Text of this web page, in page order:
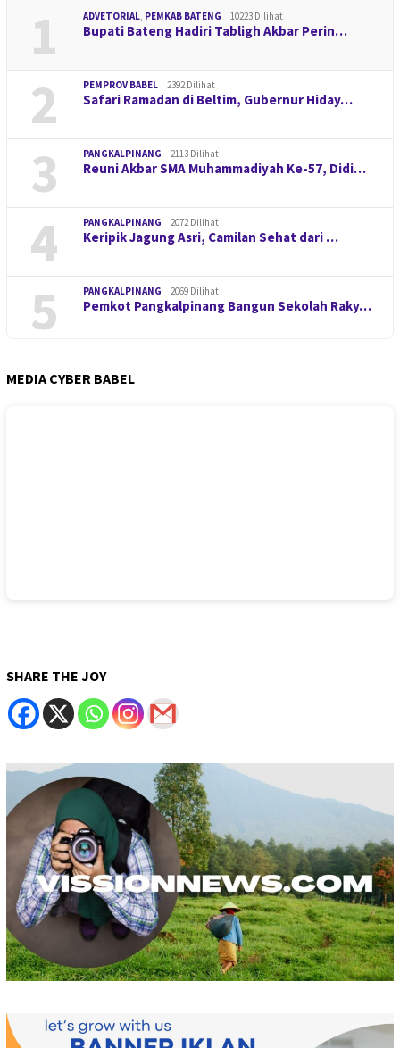
1 ADVETORIAL, PEMKAB BATENG 10223 Dilihat
Bupati Bateng Hadiri Tabligh Akbar Perin…
2 PEMPROV BABEL 2392 Dilihat
Safari Ramadan di Beltim, Gubernur Hiday…
3 PANGKALPINANG 2113 Dilihat
Reuni Akbar SMA Muhammadiyah Ke-57, Didi…
4 PANGKALPINANG 2072 Dilihat
Keripik Jagung Asri, Camilan Sehat dari …
5 PANGKALPINANG 2069 Dilihat
Pemkot Pangkalpinang Bangun Sekolah Raky…
MEDIA CYBER BABEL
SHARE THE JOY